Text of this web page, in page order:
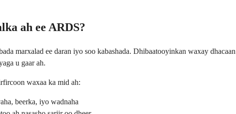
ah ee ARDS?
marxalad ee daran iyo soo kabashada. Dhibaatooyinkan waxay
u gaar ah.
waxaa ka mid ah:
beerka, iyo wadnaha